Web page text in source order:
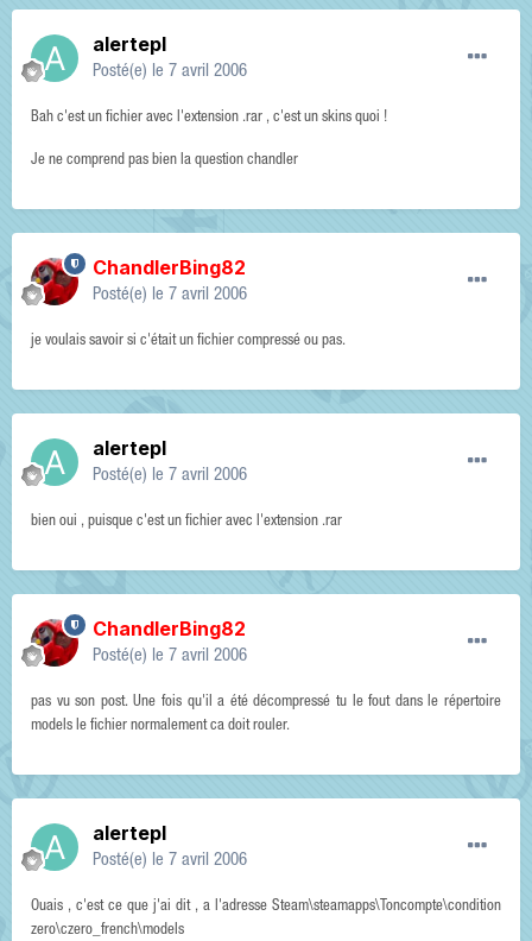
alertepl
Posté(e) le 7 avril 2006
Bah c'est un fichier avec l'extension .rar , c'est un skins quoi !
Je ne comprend pas bien la question chandler
ChandlerBing82
Posté(e) le 7 avril 2006
je voulais savoir si c'était un fichier compressé ou pas.
alertepl
Posté(e) le 7 avril 2006
bien oui , puisque c'est un fichier avec l'extension .rar
ChandlerBing82
Posté(e) le 7 avril 2006
pas vu son post. Une fois qu'il a été décompressé tu le fout dans le répertoire
models le fichier normalement ca doit rouler.
alertepl
Posté(e) le 7 avril 2006
Ouais , c'est ce que j'ai dit , a l'adresse Steam\steamapps\Toncompte\condition
zero\czero_french\models